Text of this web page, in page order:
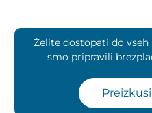
Želite dostopati do
smo pripravili